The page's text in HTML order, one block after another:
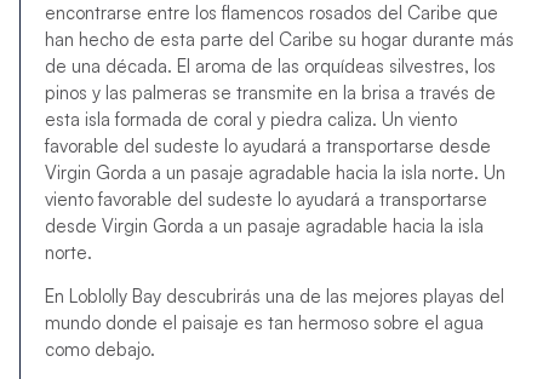
encontrarse entre los flamencos rosados del Caribe que
han hecho de esta parte del Caribe su hogar durante más
de una década. El aroma de las orquídeas silvestres, los
pinos y las palmeras se transmite en la brisa a través de
esta isla formada de coral y piedra caliza. Un viento
favorable del sudeste lo ayudará a transportarse desde
Virgin Gorda a un pasaje agradable hacia la isla norte. Un
viento favorable del sudeste lo ayudará a transportarse
desde Virgin Gorda a un pasaje agradable hacia la isla
norte.
En Loblolly Bay descubrirás una de las mejores playas del
mundo donde el paisaje es tan hermoso sobre el agua
como debajo.